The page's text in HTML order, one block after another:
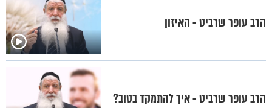
הרב עופר שרביט - האיזון
הרב עופר שרביט - איך להתמקד בטוב?